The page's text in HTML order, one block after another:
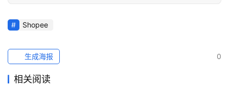
Shopee
0
生成海报
相关阅读